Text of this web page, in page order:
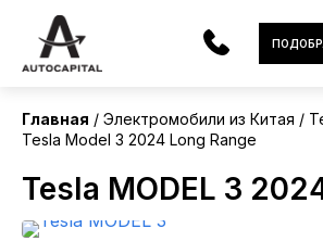
АВТОМОБИЛИ
ЭЛЕКТРОМОБИЛИ
Главная Электромобили из Китая
Tesla Model 3 2024 Long Range
Tesla MODEL 3
Китай
Без пробега